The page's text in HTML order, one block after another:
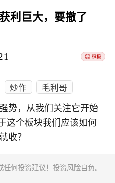
利巨大，要撤了
炒作 毛利哥
势，从我们关注它开始
这个板块我们应该如何
收？
何投资建议！投资风险自负。